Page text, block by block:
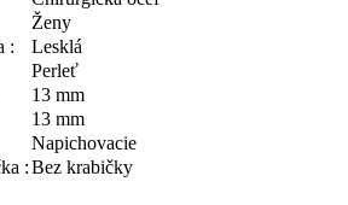
Ženy
:
Lesklá
Perleť
13 mm
13 mm
Napichovacie
:Bez krabičky